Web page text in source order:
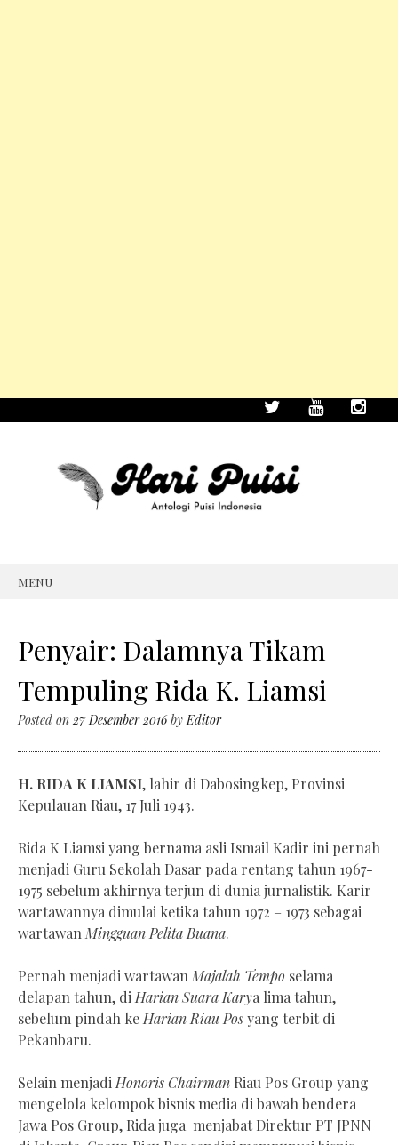
MENU
Penyair: Dalamnya Tikam
Tempuling Rida K. Liamsi
Posted on 27 Desember 2016byEditor
H. RIDA K LIAMSI, lahir di Dabosingkep, Provinsi
Kepulauan Riau, 17 Juli 1943.
Rida K Liamsi yang bernama asli Ismail Kadir ini pernah
menjadi Guru Sekolah Dasar pada rentang tahun 1967-
1975 sebelum akhirnya terjun di dunia jurnalistik. Karir
wartawannya dimulai ketika tahun 1972 – 1973 sebagai
wartawan Mingguan Pelita Buana.
Pernah menjadi wartawan Majalah Tempo selama
delapan tahun, di Harian Suara Karya lima tahun,
sebelum pindah ke Harian Riau Posyang terbit di
Pekanbaru.
Selain menjadi Honoris Chairman Riau Pos Group yang
mengelola kelompok bisnis media di bawah bendera
Jawa Pos Group, Rida juga menjabat Direktur PT JPNN